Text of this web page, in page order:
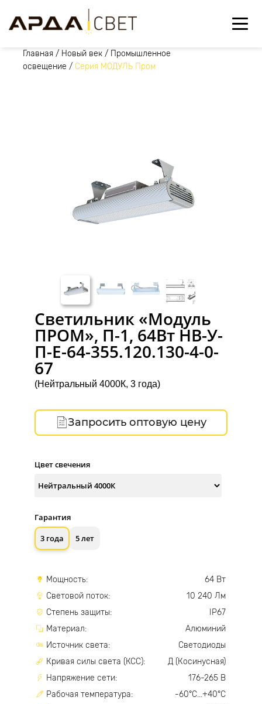
Главная / Новый век / Промышленное
освещение / Серия МОДУЛЬ Пром
Светильник «Модуль
ПРОМ», П-1, 64Вт НВ-У-
П-Е-64-355.120.130-4-0-
67
(Нейтральный 4000К, 3 года)
Запросить оптовую цену
Цвет свечения
Гарантия
3 года
5 лет
Мощность:
64 Вт
Световой поток:
10 240 Лм
Степень защиты:
IP67
Материал:
Алюминий
Источник света:
Светодиоды
Кривая силы света (КСС):
Д (Косинусная)
Напряжение сети:
176-265 В
Рабочая температура:
-60°С...+40°С